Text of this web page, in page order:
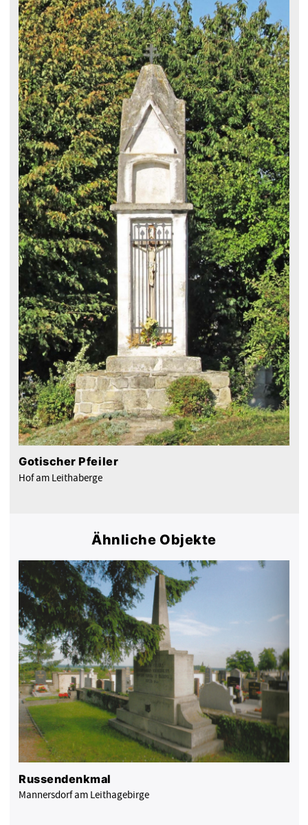
Gotischer Pfeiler
Hof am Leithaberge
Ähnliche Objekte
Russendenkmal
Mannersdorf am Leithagebirge